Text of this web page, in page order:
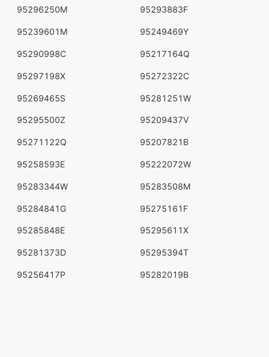
95296250M 95293883F
95239601M 95249469Y
95290998C 95217164Q
95297198X 95272322C
95269465S 95281251W
95295500Z 95209437V
95271122Q 95207821B
95258593E 95222072W
95283344W 95283508M
95284841G 95275161F
95285848E 95295611X
95281373D 95295394T
95256417P 95282019B